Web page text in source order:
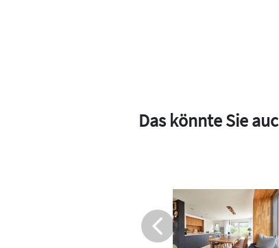
Das könnte Sie